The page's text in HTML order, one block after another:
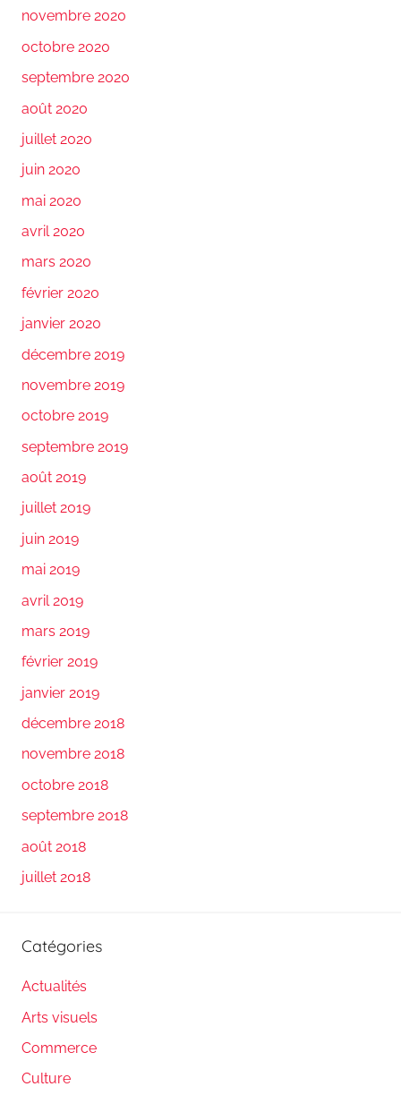
novembre 2020
octobre 2020
septembre 2020
août 2020
juillet 2020
juin 2020
mai 2020
avril 2020
mars 2020
février 2020
janvier 2020
décembre 2019
novembre 2019
octobre 2019
septembre 2019
août 2019
juillet 2019
juin 2019
mai 2019
avril 2019
mars 2019
février 2019
janvier 2019
décembre 2018
novembre 2018
octobre 2018
septembre 2018
août 2018
juillet 2018
Catégories
Actualités
Arts visuels
Commerce
Culture